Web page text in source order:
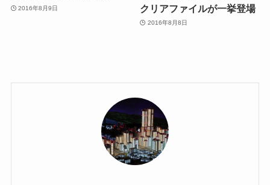
2016年8月9日
クリアファイルが一挙登場
2016年8月8日